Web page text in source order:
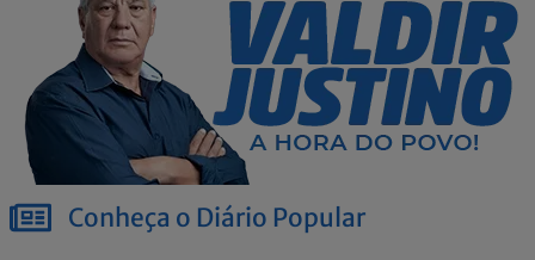
Conheça o Diário Popular